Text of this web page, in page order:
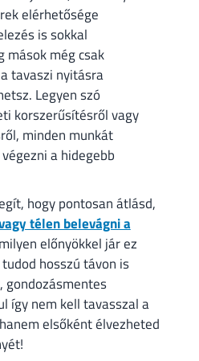
elérhetősége
is sokkal
mások még csak
tavaszi nyitásra
Legyen szó
korszerűsítésről vagy
minden munkát
a hidegebb
hogy pontosan átlásd,
télen belevágni a
előnyökkel jár ez
hosszú távon is
gondozásmentes
így nem kell tavasszal a
elsőként élvezheted